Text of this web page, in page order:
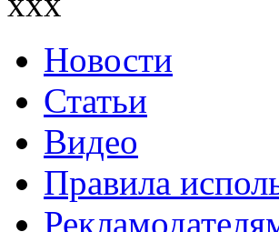
Новости
Статьи
Видео
Правила